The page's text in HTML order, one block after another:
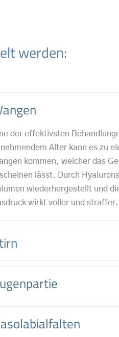
werden:
der effektivsten
Alter kann es zu
kommen, welcher das
lässt. Durch
wiederhergestellt und
wirkt voller und straffer.